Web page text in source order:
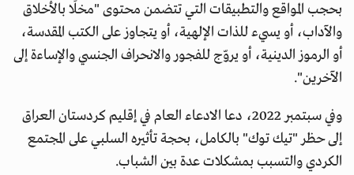
بحجب المواقع والتطبيقات التي تتضمن محتوى "مخلًا بالأخلاق
والآداب، أو يسيء للذات الإلهية، أو يتجاوز على الكتب المقدسة،
أو الرموز الدينية، أو يروّج للفجور والانحراف الجنسي والإساءة إلى
الآخرين".
وفي سبتمبر 2022، دعا الادعاء العام في إقليم كردستان العراق
إلى حظر "تيك توك" بالكامل، بحجة تأثيره السلبي على المجتمع
الكردي والتسبب بمشكلات عدة بين الشباب.